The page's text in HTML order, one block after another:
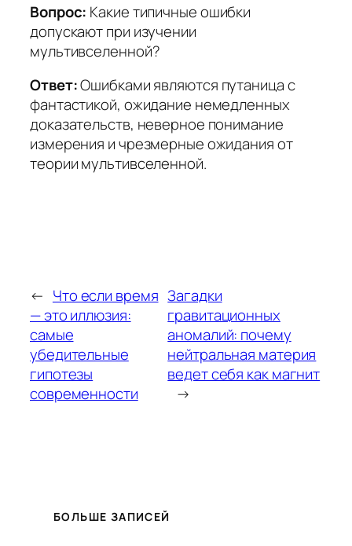
Вопрос: Какие типичные ошибки
допускают при изучении
мультивселенной?
Ответ:Ошибками являются путаница с
фантастикой, ожидание немедленных
доказательств, неверное понимание
измерения и чрезмерные ожидания от
теории мультивселенной.
← Что если время
— это иллюзия:
самые
убедительные
гипотезы
современности
Загадки
гравитационных
аномалий: почему
нейтральная материя
ведет себя как магнит
→
БОЛЬШЕ ЗАПИСЕЙ